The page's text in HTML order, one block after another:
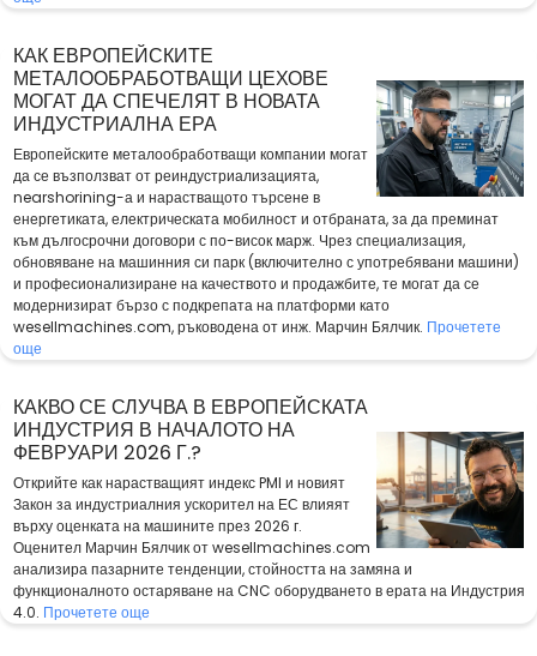
КАК ЕВРОПЕЙСКИТЕ
МЕТАЛООБРАБОТВАЩИ ЦЕХОВЕ
МОГАТ ДА СПЕЧЕЛЯТ В НОВАТА
ИНДУСТРИАЛНА ЕРА
Европейските металообработващи компании могат
да се възползват от реиндустриализацията,
nearshorining-а и нарастващото търсене в
енергетиката, електрическата мобилност и отбраната, за да преминат
към дългосрочни договори с по-висок марж. Чрез специализация,
обновяване на машинния си парк (включително с употребявани машини)
и професионализиране на качеството и продажбите, те могат да се
модернизират бързо с подкрепата на платформи като
wesellmachines.com, ръководена от инж. Марчин Бялчик. Прочетете
още
КАКВО СЕ СЛУЧВА В ЕВРОПЕЙСКАТА
ИНДУСТРИЯ В НАЧАЛОТО НА
ФЕВРУАРИ 2026 Г.?
Открийте как нарастващият индекс PMI и новият
Закон за индустриалния ускорител на ЕС влияят
върху оценката на машините през 2026 г.
Оценител Марчин Бялчик от wesellmachines.com
анализира пазарните тенденции, стойността на замяна и
функционалното остаряване на CNC оборудването в ерата на Индустрия
4.0. Прочетете още